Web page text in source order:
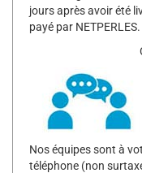
jours après avoir été
payé par NETPERLES.
Nos équipes sont à
téléphone (non